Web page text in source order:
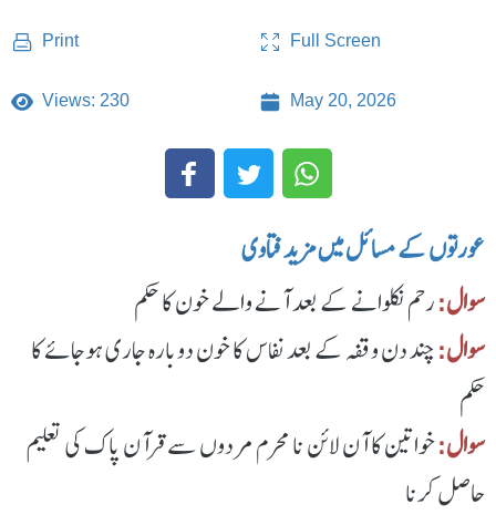
Print Full Screen
Views: 230 May 20, 2026
عورتوں کے مسائل میں مزید فتاوی
سوال:رحم نکلوانے کے بعد آنے والے خون کا حکم
سوال:چند دن وقفہ کے بعد نفاس کا خون دوبارہ جاری ہوجائے کا
حکم
سوال:خواتین کا آن لائن نا محرم مردوں سے قرآن پاک کی تعلیم
حاصل کرنا